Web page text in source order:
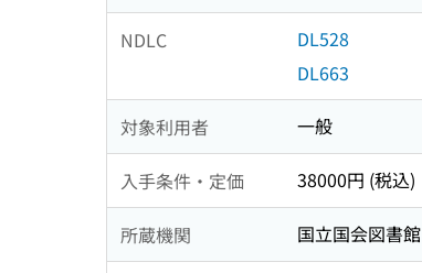
NDLC
DL528
DL663
対象利用者 一般
入手条件・定価 38000円 (税込)
所蔵機関 国立国会図書館